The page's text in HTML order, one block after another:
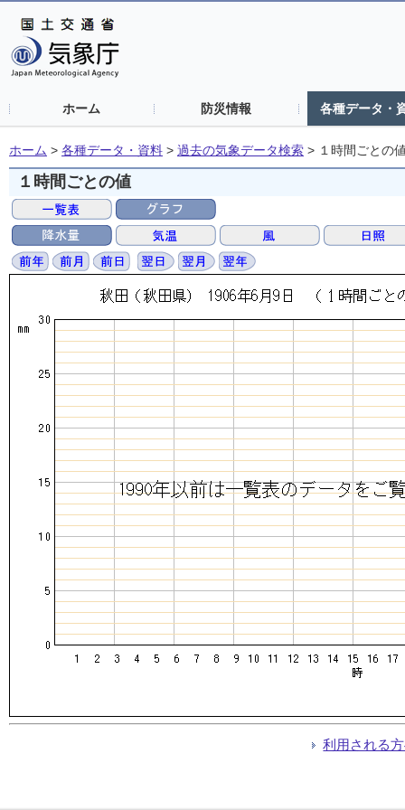
ホーム 防災情報 各種データ・
ホーム > 各種データ・資料 > 過去の気象データ検索 > １時間ごとの
１時間ごとの値
利用される